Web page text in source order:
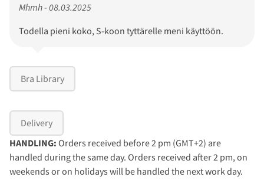
Mhmh - 08.03.2025
Todella pieni koko, S-koon tyttärelle meni käyttöön.
Bra Library
Delivery
HANDLING: Orders received before 2 pm (GMT+2) are
handled during the same day. Orders received after 2 pm, on
weekends or on holidays will be handled the next work day.